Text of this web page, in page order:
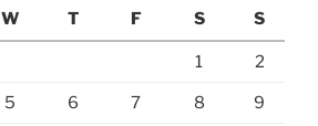
W T F S S
1 2
5 6 7 8 9